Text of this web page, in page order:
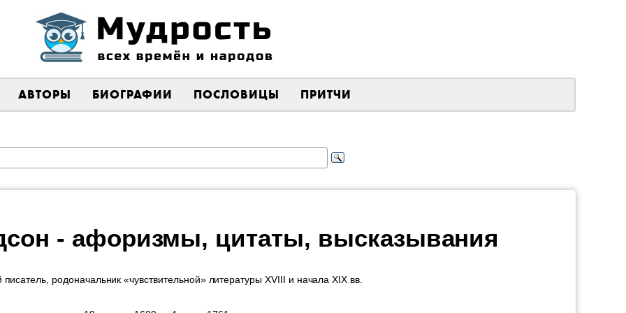
АВТОРЫ БИОГРАФИИ ПОСЛОВИЦЫ ПРИТЧИ
- афоризмы, цитаты, высказывания
писатель, родоначальник «чувствительной» литературы XVIII и начала XIX вв.